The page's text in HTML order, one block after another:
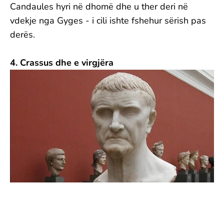
Candaules hyri në dhomë dhe u ther deri në
vdekje nga Gyges - i cili ishte fshehur sërish pas
derës.
4. Crassus dhe e virgjëra